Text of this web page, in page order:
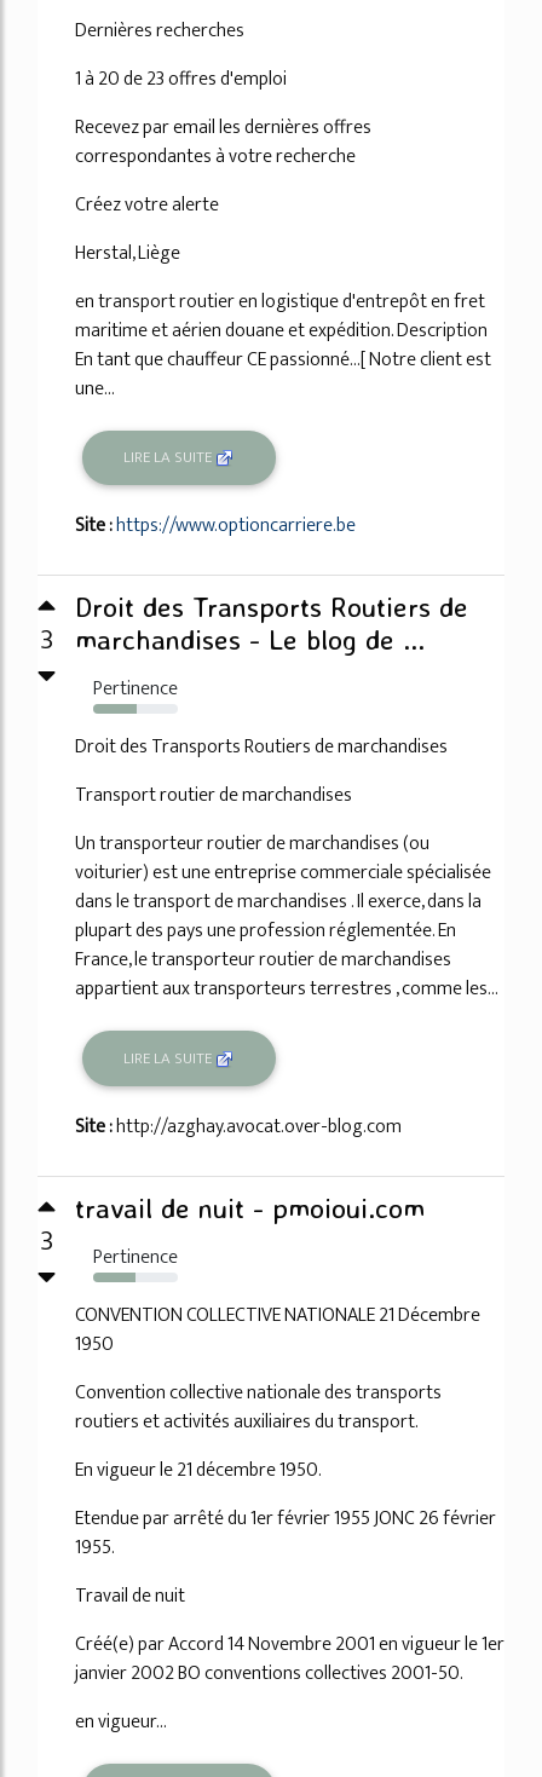
Dernières recherches
1 à 20 de 23 offres d'emploi
Recevez par email les dernières offres
correspondantes à votre recherche
Créez votre alerte
Herstal, Liège
en transport routier en logistique d'entrepôt en fret
maritime et aérien douane et expédition. Description
En tant que chauffeur CE passionné...[ Notre client est
une...
LIRE LA SUITE
Site :https://www.optioncarriere.be
3
Droit des Transports Routiers de
marchandises - Le blog de ...
Pertinence
51%
Droit des Transports Routiers de marchandises
Transport routier de marchandises
Un transporteur routier de marchandises (ou
voiturier) est une entreprise commerciale spécialisée
dans le transport de marchandises . Il exerce, dans la
plupart des pays une profession réglementée. En
France, le transporteur routier de marchandises
appartient aux transporteurs terrestres , comme les...
LIRE LA SUITE
Site :http://azghay.avocat.over-blog.com
3
travail de nuit - pmoioui.com
Pertinence
50%
CONVENTION COLLECTIVE NATIONALE 21 Décembre
1950
Convention collective nationale des transports
routiers et activités auxiliaires du transport.
En vigueur le 21 décembre 1950.
Etendue par arrêté du 1er février 1955 JONC 26 février
1955.
Travail de nuit
Créé(e) par Accord 14 Novembre 2001 en vigueur le 1er
janvier 2002 BO conventions collectives 2001-50.
en vigueur...